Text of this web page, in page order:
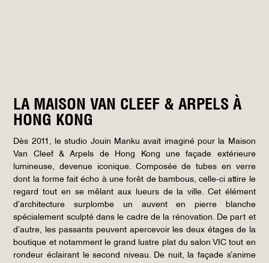
LA MAISON VAN CLEEF & ARPELS À
HONG KONG
Dès 2011, le studio Jouin Manku avait imaginé pour la Maison
Van Cleef & Arpels de Hong Kong une façade extérieure
lumineuse, devenue iconique. Composée de tubes en verre
dont la forme fait écho à une forêt de bambous, celle-ci attire le
regard tout en se mêlant aux lueurs de la ville. Cet élément
d’architecture surplombe un auvent en pierre blanche
spécialement sculpté dans le cadre de la rénovation. De part et
d’autre, les passants peuvent apercevoir les deux étages de la
boutique et notamment le grand lustre plat du salon VIC tout en
rondeur éclairant le second niveau. De nuit, la façade s’anime